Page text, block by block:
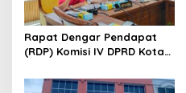
s
Rapat Dengar Pendapat
(RDP) Komisi IV DPRD Kota
Sekolah Djuwita